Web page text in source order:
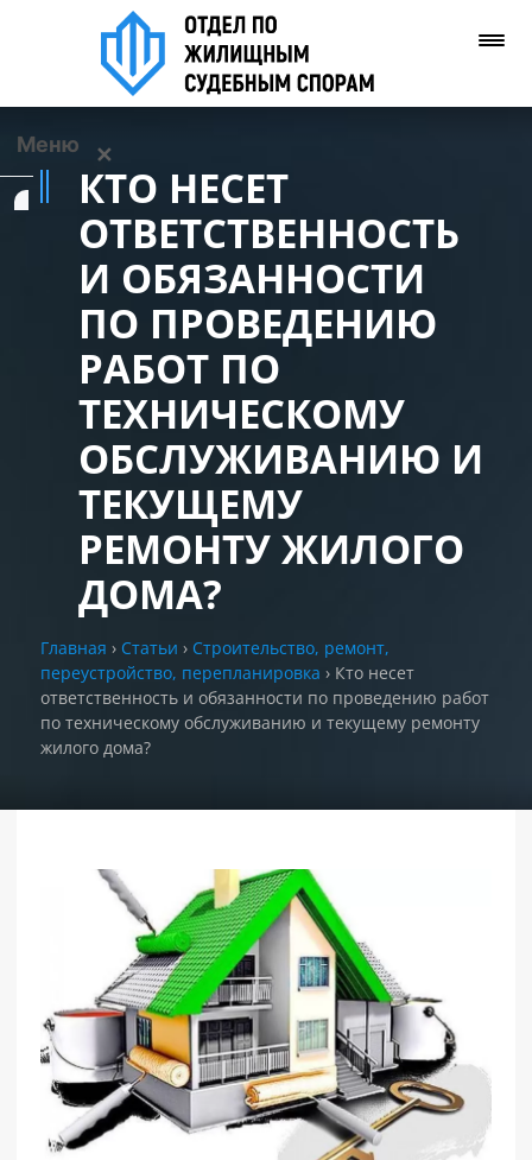
Меню ✕
Задать вопрос
Позвонить нам
РАЗДЕЛЫ
САЙТА
КТО НЕСЕТ
ОТВЕТСТВЕННОСТЬ
И ОБЯЗАННОСТИ
ПО ПРОВЕДЕНИЮ
РАБОТ ПО
ТЕХНИЧЕСКОМУ
ОБСЛУЖИВАНИЮ И
ТЕКУЩЕМУ
РЕМОНТУ ЖИЛОГО
ДОМА?
Главная › Статьи › Строительство, ремонт,
переустройство, перепланировка › Кто несет
ответственность и обязанности по проведению работ
по техническому обслуживанию и текущему ремонту
жилого дома?